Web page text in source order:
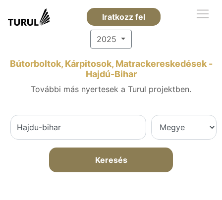
Iratkozz fel
2025
Bútorboltok, Kárpitosok, Matrackereskedések -
Hajdú-Bihar
További más nyertesek a Turul projektben.
Keresés